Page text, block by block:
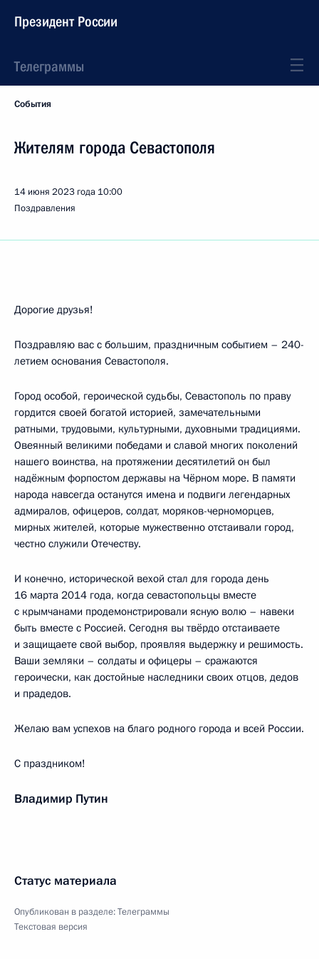
Президент России
Телеграммы
События
Жителям города Севастополя
14 июня 2023 года 10:00
Поздравления
Дорогие друзья!
Поздравляю вас с большим, праздничным событием – 240-
летием основания Севастополя.
Город особой, героической судьбы, Севастополь по праву
гордится своей богатой историей, замечательными
ратными, трудовыми, культурными, духовными традициями.
Овеянный великими победами и славой многих поколений
нашего воинства, на протяжении десятилетий он был
надёжным форпостом державы на Чёрном море. В памяти
народа навсегда останутся имена и подвиги легендарных
адмиралов, офицеров, солдат, моряков-черноморцев,
мирных жителей, которые мужественно отстаивали город,
честно служили Отечеству.
И конечно, исторической вехой стал для города день
16 марта 2014 года, когда севастопольцы вместе
с крымчанами продемонстрировали ясную волю – навеки
быть вместе с Россией. Сегодня вы твёрдо отстаиваете
и защищаете свой выбор, проявляя выдержку и решимость.
Ваши земляки – солдаты и офицеры – сражаются
героически, как достойные наследники своих отцов, дедов
и прадедов.
Желаю вам успехов на благо родного города и всей России.
С праздником!
Владимир Путин
Статус материала
Опубликован в разделе:Телеграммы
Текстовая версия